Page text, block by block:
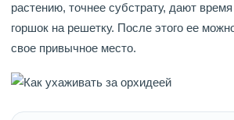
растению, точнее субстрату, дают
горшок на решетку. После этого ее
свое привычное место.